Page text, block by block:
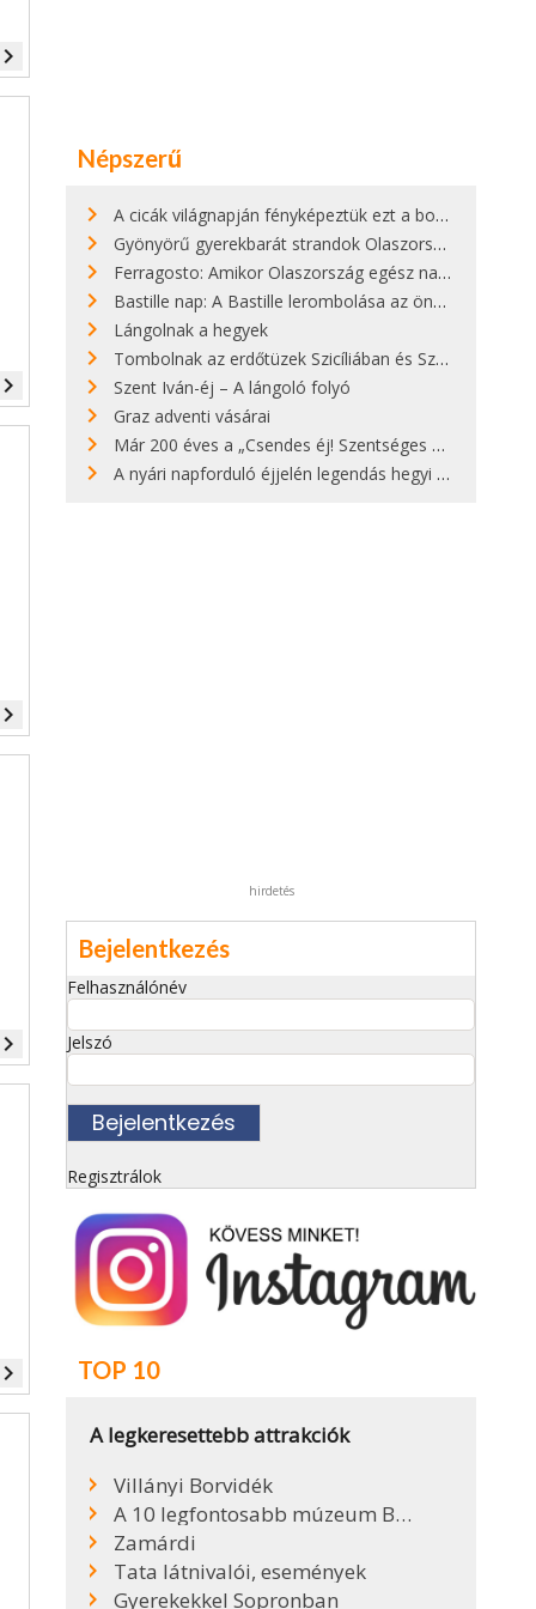
navigate_next
navigate_next
navigate_next
navigate_next
navigate_next
Népszerű
A cicák világnapján fényképeztük ezt a bokor alatt hűsölő cicát Kisorosziban
Gyönyörű gyerekbarát strandok Olaszországban - megmutatjuk a 15 legjobbat
Ferragosto: Amikor Olaszország egész nap nyaral
Bastille nap: A Bastille lerombolása az önkényuralom végét jelentette
Lángolnak a hegyek
Tombolnak az erdőtüzek Szicíliában és Szardínián
Szent Iván-éj – A lángoló folyó
Graz adventi vásárai
Már 200 éves a „Csendes éj! Szentséges éj!”
A nyári napforduló éjjelén legendás hegyi tüzek világítják meg Zugspitzét
hirdetés
Bejelentkezés
Felhasználónév
Jelszó
Regisztrálok
TOP 10
A legkeresettebb attrakciók
Villányi Borvidék
A 10 legfontosabb múzeum Budapesten
Zamárdi
Tata látnivalói, események
Gyerekekkel Sopronban